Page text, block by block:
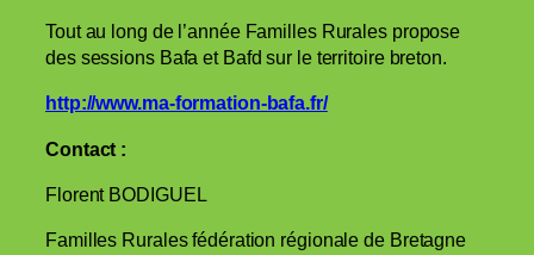
Tout au long de l’année Familles Rurales propose
des sessions Bafa et Bafd sur le territoire breton.
http://www.ma-formation-bafa.fr/
Contact :
Florent BODIGUEL
Familles Rurales fédération régionale de Bretagne